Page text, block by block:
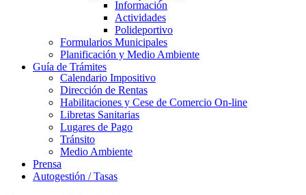
Información
Actividades
Polideportivo
Formularios Municipales
Planificación y Medio Ambiente
Guía de Trámites
Calendario Impositivo
Dirección de Rentas
Habilitaciones y Cese de Comercio On-line
Libretas Sanitarias
Lugares de Pago
Tránsito
Medio Ambiente
Prensa
Autogestión / Tasas